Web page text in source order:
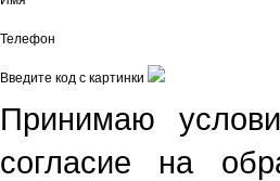
Телефон
Введите код с картинки
Принимаю
согласие на